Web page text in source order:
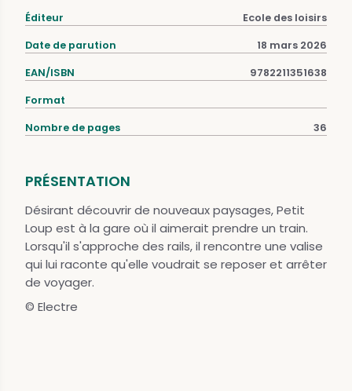
Éditeur Ecole des loisirs
Date de parution 18 mars 2026
EAN/ISBN 9782211351638
Format
Nombre de pages 36
PRÉSENTATION
Désirant découvrir de nouveaux paysages, Petit
Loup est à la gare où il aimerait prendre un train.
Lorsqu'il s'approche des rails, il rencontre une valise
qui lui raconte qu'elle voudrait se reposer et arrêter
de voyager.
© Electre